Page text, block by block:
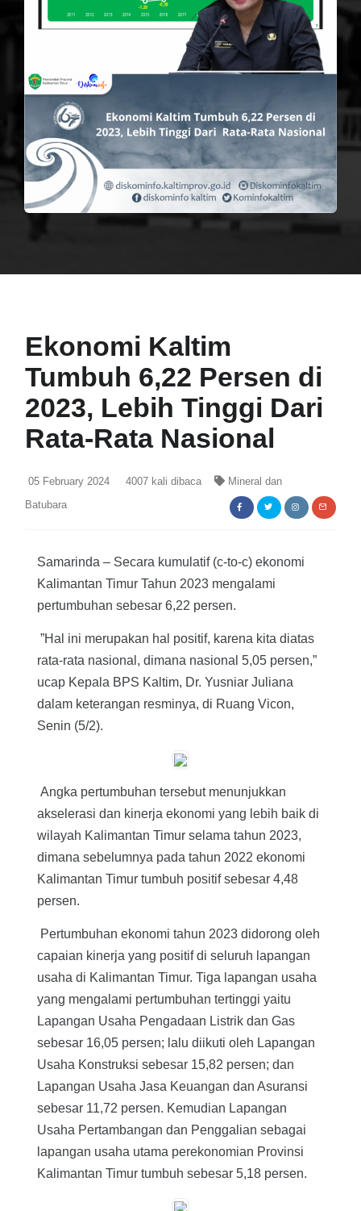
Ekonomi Kaltim
Tumbuh 6,22 Persen di
2023, Lebih Tinggi Dari
Rata-Rata Nasional
05 February 2024 4007 kali dibaca
Mineral dan
Batubara
Samarinda – Secara kumulatif (c-to-c) ekonomi
Kalimantan Timur Tahun 2023 mengalami
pertumbuhan sebesar 6,22 persen.
”Hal ini merupakan hal positif, karena kita diatas
rata-rata nasional, dimana nasional 5,05 persen,”
ucap Kepala BPS Kaltim, Dr. Yusniar Juliana
dalam keterangan resminya, di Ruang Vicon,
Senin (5/2).
Angka pertumbuhan tersebut menunjukkan
akselerasi dan kinerja ekonomi yang lebih baik di
wilayah Kalimantan Timur selama tahun 2023,
dimana sebelumnya pada tahun 2022 ekonomi
Kalimantan Timur tumbuh positif sebesar 4,48
persen.
Pertumbuhan ekonomi tahun 2023 didorong oleh
capaian kinerja yang positif di seluruh lapangan
usaha di Kalimantan Timur. Tiga lapangan usaha
yang mengalami pertumbuhan tertinggi yaitu
Lapangan Usaha Pengadaan Listrik dan Gas
sebesar 16,05 persen; lalu diikuti oleh Lapangan
Usaha Konstruksi sebesar 15,82 persen; dan
Lapangan Usaha Jasa Keuangan dan Asuransi
sebesar 11,72 persen. Kemudian Lapangan
Usaha Pertambangan dan Penggalian sebagai
lapangan usaha utama perekonomian Provinsi
Kalimantan Timur tumbuh sebesar 5,18 persen.